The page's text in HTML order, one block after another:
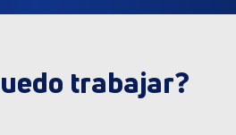
trabajar?